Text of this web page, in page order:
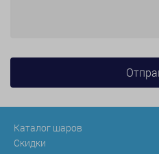
Каталог шаров
Скидки